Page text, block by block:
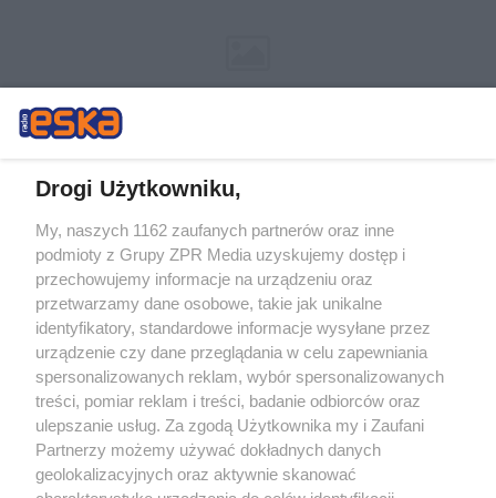
Żaden utwór zamieszczony w serwisie nie może być powielany i
rozpowszechniany lub dalej rozpowszechniany w jakikolwiek sposób (w
tym także elektroniczny lub mechaniczny) na jakimkolwiek polu
eksploatacji w jakiejkolwiek formie, włącznie z umieszczaniem w
Internecie bez pisemnej zgody właściciela praw. Jakiekolwiek użycie lub
wykorzystanie utworów w całości lub w części z naruszeniem prawa,
tzn. bez właściwej zgody, jest zabronione pod groźbą kary i może być
ścigane prawnie.
Drogi Użytkowniku,
My, naszych 1162 zaufanych partnerów oraz inne
podmioty z Grupy ZPR Media uzyskujemy dostęp i
przechowujemy informacje na urządzeniu oraz
przetwarzamy dane osobowe, takie jak unikalne
identyfikatory, standardowe informacje wysyłane przez
urządzenie czy dane przeglądania w celu zapewniania
spersonalizowanych reklam, wybór spersonalizowanych
treści, pomiar reklam i treści, badanie odbiorców oraz
ulepszanie usług. Za zgodą Użytkownika my i Zaufani
Partnerzy możemy używać dokładnych danych
geolokalizacyjnych oraz aktywnie skanować